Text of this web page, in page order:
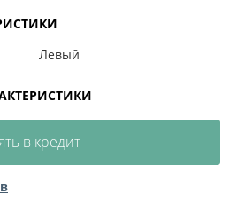
Левый
в кредит